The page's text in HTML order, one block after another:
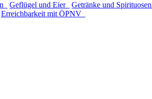
Geflügel und Eier Getränke und Spirituosen
Erreichbarkeit mit ÖPNV